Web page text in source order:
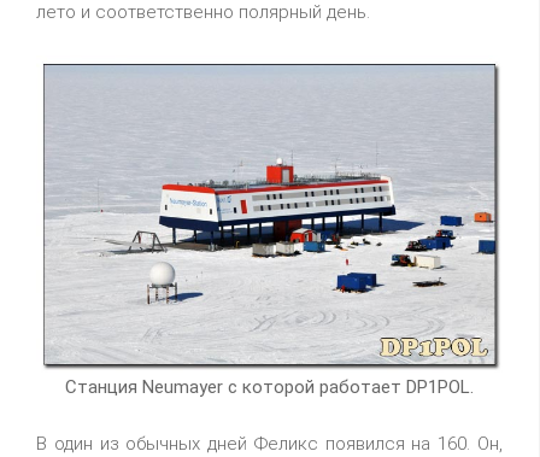
лето и соответственно полярный день.
Станция Neumayer с которой работает DP1POL.
В один из обычных дней Феликс появился на 160. Он,